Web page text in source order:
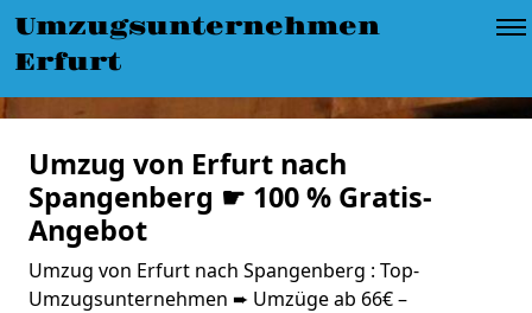
Umzugsunternehmen
Erfurt
Umzug von Erfurt nach
Spangenberg ☛ 100 % Gratis-
Angebot
Umzug von Erfurt nach Spangenberg : Top-
Umzugsunternehmen ➨ Umzüge ab 66€ –